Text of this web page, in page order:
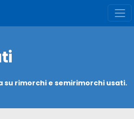
rimorchi e semirimorchi usati.